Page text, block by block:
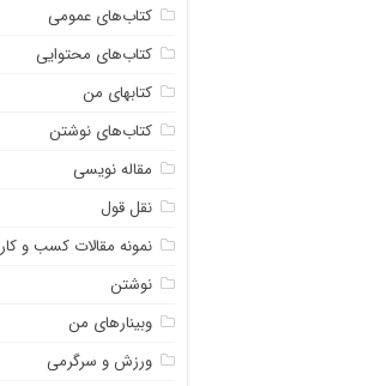
کتاب‌های عمومی
کتاب‌های محتوایی
کتابهای من
کتاب‌های نوشتن
مقاله نویسی
نقل قول
نمونه مقالات کسب و کار
نوشتن
وبینارهای من
ورزش و سرگرمی